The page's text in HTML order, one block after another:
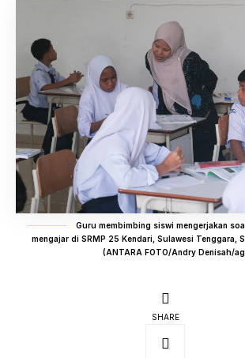
Guru membimbing siswi mengerjakan
mengajar di SRMP 25 Kendari, Sulawesi Tenggara,
(ANTARA FOTO/Andry Denisah/
SHARE